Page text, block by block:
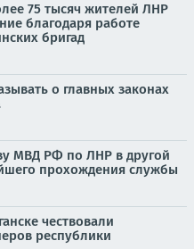
75 тысяч жителей ЛНР
благодаря работе
бригад
о главных законах
МВД РФ по ЛНР в другой
прохождения службы
чествовали
республики